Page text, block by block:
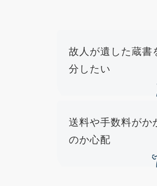
故人が遺した蔵書
分したい
送料や手数料がか
のか心配